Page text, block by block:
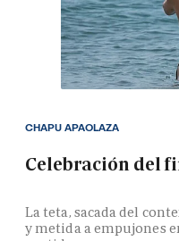
Celebración del
La teta, sacada del
y metida a empujones
CHAPU APAOLAZA